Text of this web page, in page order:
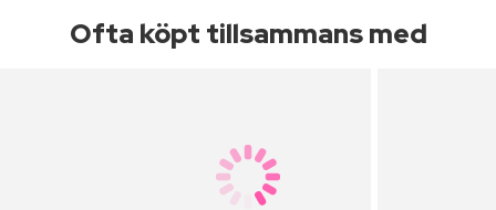
Ofta köpt tillsammans med